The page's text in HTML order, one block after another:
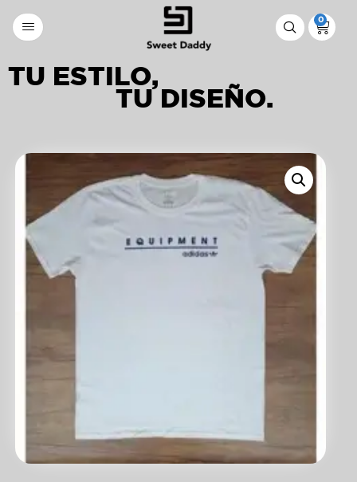
0
TU ESTILO,
TU DISEÑO.